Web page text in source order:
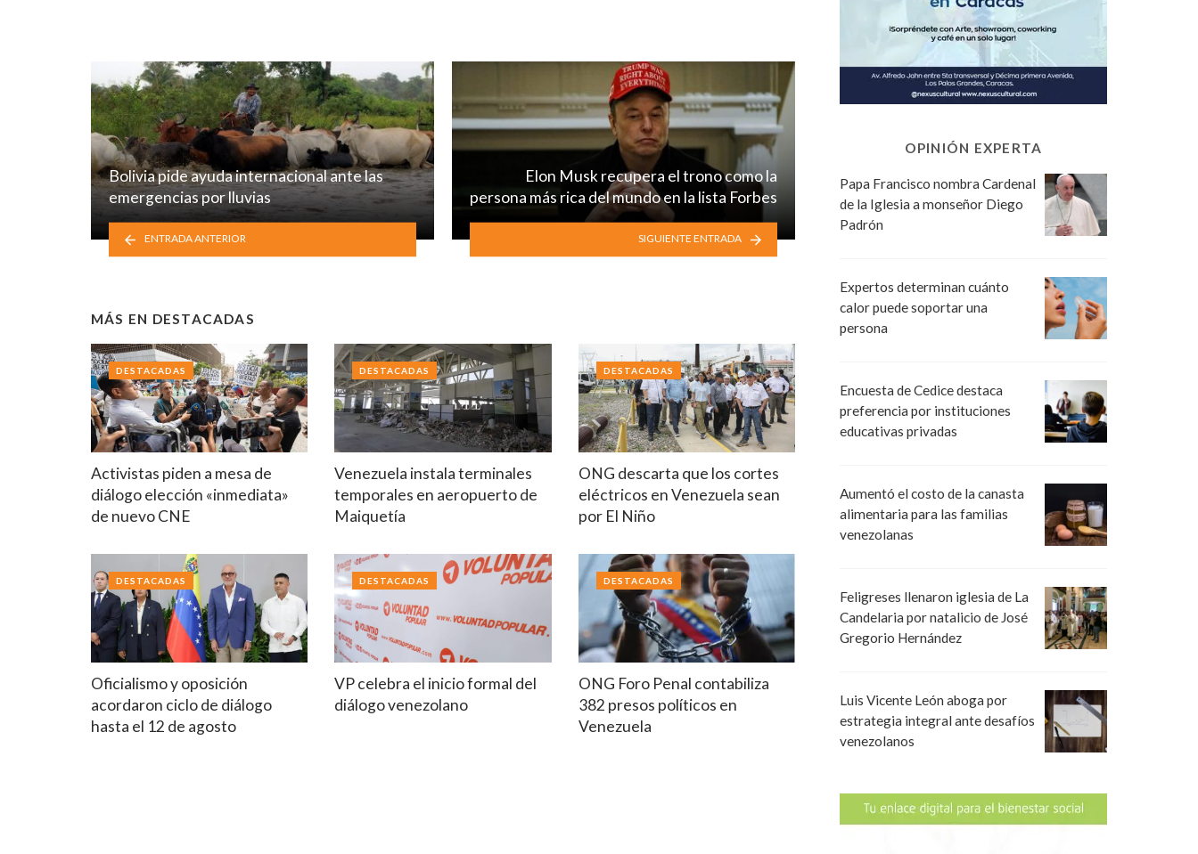
Bolivia pide ayuda internacional ante las
emergencias por lluvias
ENTRADA ANTERIOR
Elon Musk recupera el trono como la
persona más rica del mundo en la lista Forbes
SIGUIENTE ENTRADA
MÁS EN DESTACADAS
Activistas piden a mesa de
diálogo elección «inmediata»
de nuevo CNE
DESTACADAS
Venezuela instala terminales
temporales en aeropuerto de
Maiquetía
DESTACADAS
ONG descarta que los cortes
eléctricos en Venezuela sean
por El Niño
DESTACADAS
Oficialismo y oposición
acordaron ciclo de diálogo
hasta el 12 de agosto
DESTACADAS
VP celebra el inicio formal del
diálogo venezolano
DESTACADAS
ONG Foro Penal contabiliza
382 presos políticos en
Venezuela
DESTACADAS
OPINIÓN EXPERTA
Papa Francisco nombra Cardenal
de la Iglesia a monseñor Diego
Padrón
Expertos determinan cuánto
calor puede soportar una
persona
Encuesta de Cedice destaca
preferencia por instituciones
educativas privadas
Aumentó el costo de la canasta
alimentaria para las familias
venezolanas
Feligreses llenaron iglesia de La
Candelaria por natalicio de José
Gregorio Hernández
Luis Vicente León aboga por
estrategia integral ante desafíos
venezolanos